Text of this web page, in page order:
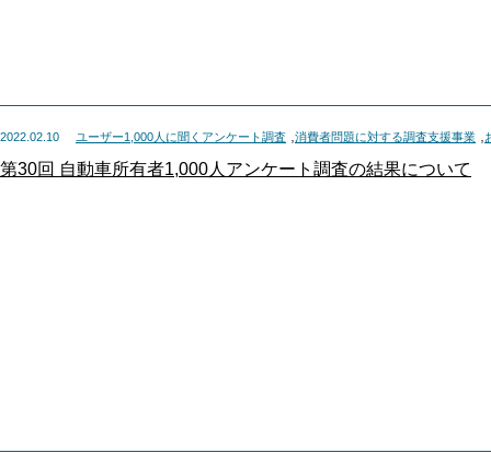
2022.02.10 ユーザー1,000人に聞くアンケート調査 消費者問題に対する調査支援事業
第30回 自動車所有者1,000人アンケート調査の結果について